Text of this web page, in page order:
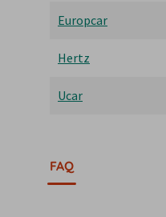
Europcar
Hertz
Ucar
FAQ